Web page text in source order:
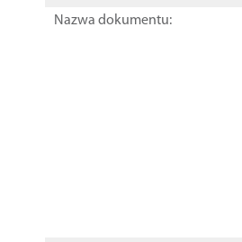
Nazwa dokumentu: